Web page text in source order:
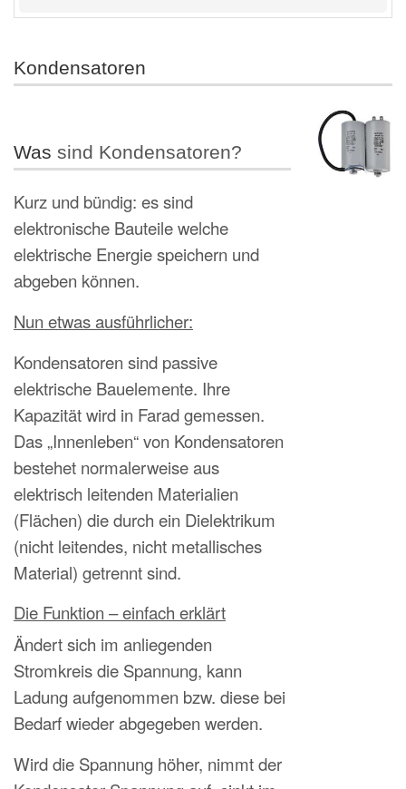
Kondensatoren
Was sind Kondensatoren?
Kurz und bündig: es sind
elektronische Bauteile welche
elektrische Energie speichern und
abgeben können.
Nun etwas ausführlicher:
Kondensatoren sind passive
elektrische Bauelemente. Ihre
Kapazität wird in Farad gemessen.
Das „Innenleben“ von Kondensatoren
bestehet normalerweise aus
elektrisch leitenden Materialien
(Flächen) die durch ein Dielektrikum
(nicht leitendes, nicht metallisches
Material) getrennt sind.
Die Funktion – einfach erklärt
Ändert sich im anliegenden
Stromkreis die Spannung, kann
Ladung aufgenommen bzw. diese bei
Bedarf wieder abgegeben werden.
Wird die Spannung höher, nimmt der